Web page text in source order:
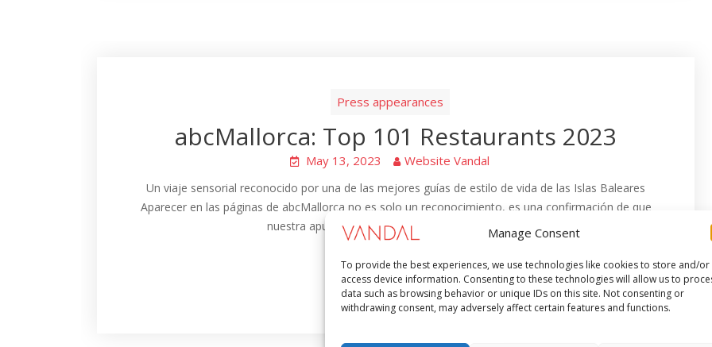
Manage Consent
To provide the best experiences, we use technologies like cookies to store and/or
access device information. Consenting to these technologies will allow us to
data such as browsing behavior or unique IDs on this site. Not consenting or
withdrawing consent, may adversely affect certain features and functions.
Press appearances
abcMallorca: Top 101 Restaurants 2023
May 13, 2023 Website Vandal
Un viaje sensorial reconocido por una de las mejores guías de estilo de vida de las Islas Baleares
Aparecer en las páginas de abcMallorca no es solo un reconocimiento, es una confirmación de que
nuestra apuesta por la rebeldía culinaria ha calado
Read More